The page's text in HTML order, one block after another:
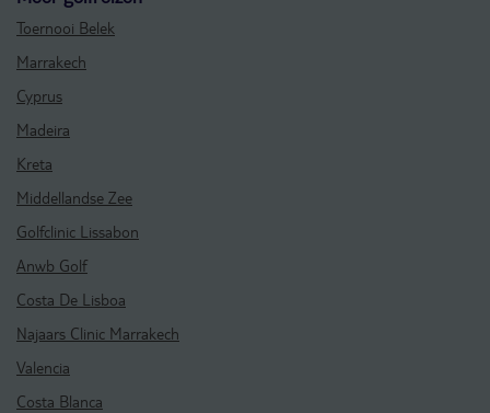
Toernooi Belek
Marrakech
Cyprus
Madeira
Kreta
Middellandse Zee
Golfclinic Lissabon
Anwb Golf
Costa De Lisboa
Najaars Clinic Marrakech
Valencia
Costa Blanca